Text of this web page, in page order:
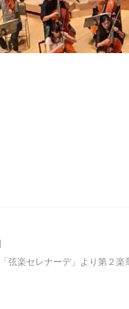
弦楽セレナーデ」より第２楽